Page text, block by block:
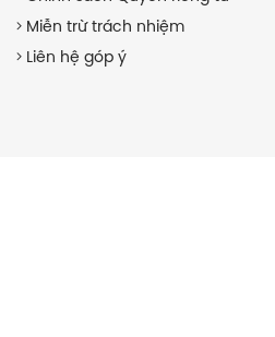
Miễn trừ trách nhiệm
Liên hệ góp ý